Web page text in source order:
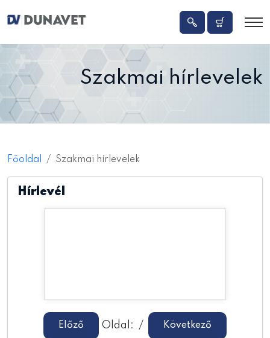
Szakmai hírlevelek
Főoldal Szakmai hírlevelek
Hírlevél
Előző Oldal: / Következő